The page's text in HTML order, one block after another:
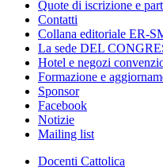
Quote di iscrizione e
Contatti
Collana editoriale ER-
La sede DEL
Hotel e negozi
Formazione e
Sponsor
Facebook
Notizie
Mailing list
Docenti Cattolica